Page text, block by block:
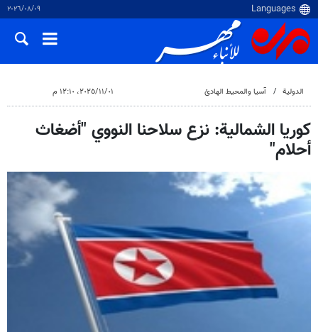
٠٩‏/٠٨‏/٢٠٢٦
الدولية آسيا والمحيط الهادئ ٠١‏/١١‏/٢٠٢٥، ١٢:١٠ م
كوريا الشمالية: نزع سلاحنا النووي "أضغاث
أحلام"